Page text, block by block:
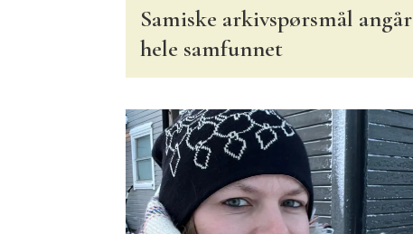
Samiske arkivspørsmål angår
hele samfunnet